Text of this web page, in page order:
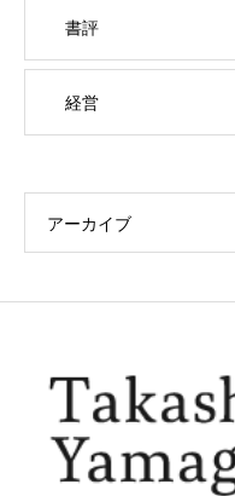
書評
経営
アーカイブ